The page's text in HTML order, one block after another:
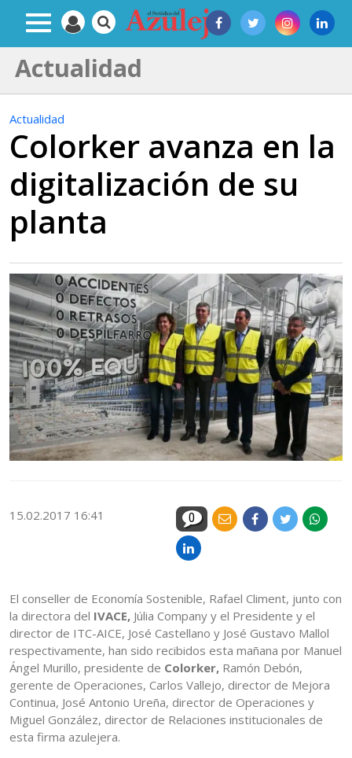
Actualidad
Actualidad
Colorker avanza en la
digitalización de su
planta
15.02.2017 16:41 0
El conseller de Economía Sostenible, Rafael Climent, junto con
la directora del IVACE, Júlia Company y el Presidente y el
director de ITC-AICE, José Castellano y José Gustavo Mallol
respectivamente, han sido recibidos esta mañana por Manuel
Ángel Murillo, presidente de Colorker, Ramón Debón,
gerente de Operaciones, Carlos Vallejo, director de Mejora
Continua, José Antonio Ureña, director de Operaciones y
Miguel González, director de Relaciones institucionales de
esta firma azulejera.